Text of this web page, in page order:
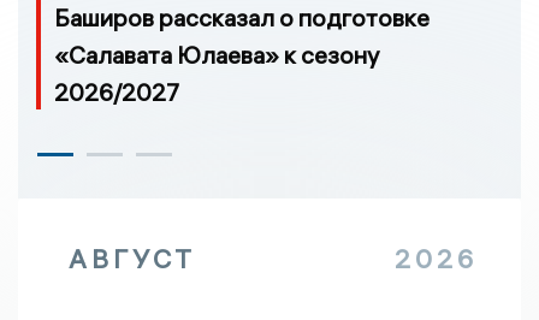
Баширов рассказал о подготовке
«Салавата Юлаева» к сезону
2026/2027
АВГУСТ 2026